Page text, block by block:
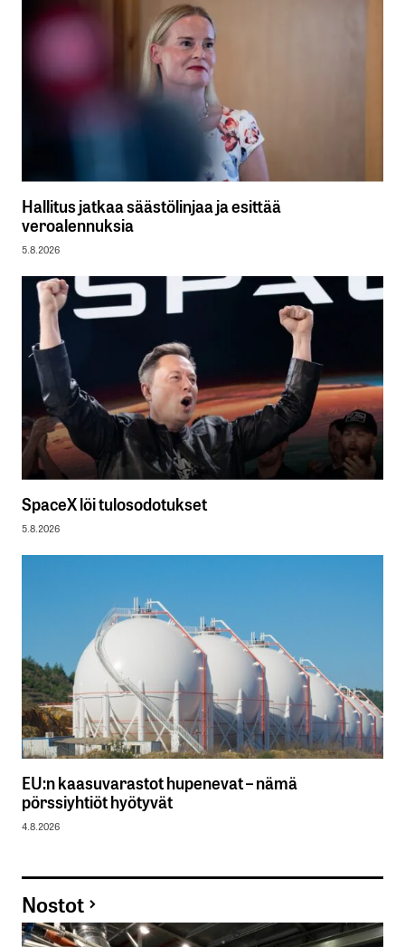
Hallitus jatkaa säästölinjaa ja esittää
veroalennuksia
5.8.2026
SpaceX löi tulosodotukset
5.8.2026
EU:n kaasuvarastot hupenevat – nämä
pörssiyhtiöt hyötyvät
4.8.2026
Nostot